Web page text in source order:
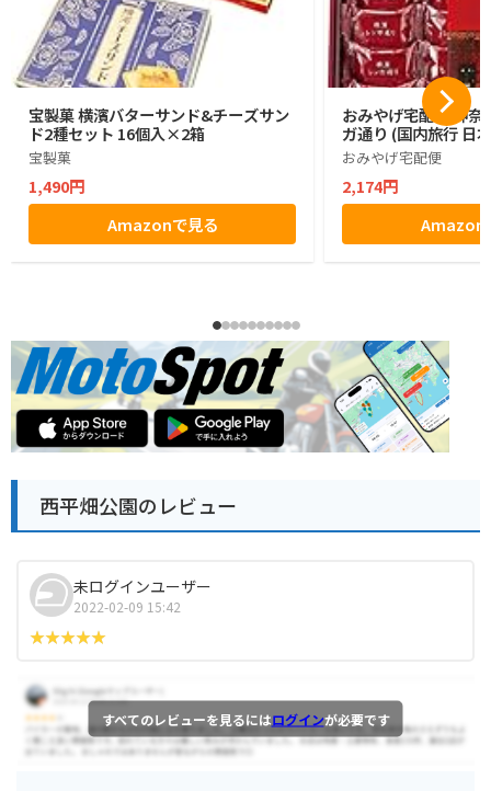
宝製菓 横濱バターサンド&チーズサン
ド2種セット 16個入×2箱
宝製菓
1,490円
Amazonで見る
おみやげ宅配便 神奈
ガ通り (国内旅行 日
おみやげ宅配便
2,174円
Amazon
西平畑公園のレビュー
未ログインユーザー
2022-02-09 15:42
すべてのレビューを見るにはログインが必要です